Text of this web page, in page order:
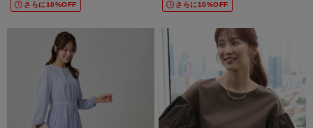
さらに10%OFF さらに10%OFF